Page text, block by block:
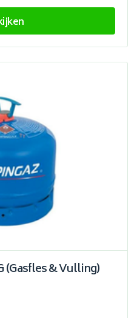
(Gasfles & Vulling)